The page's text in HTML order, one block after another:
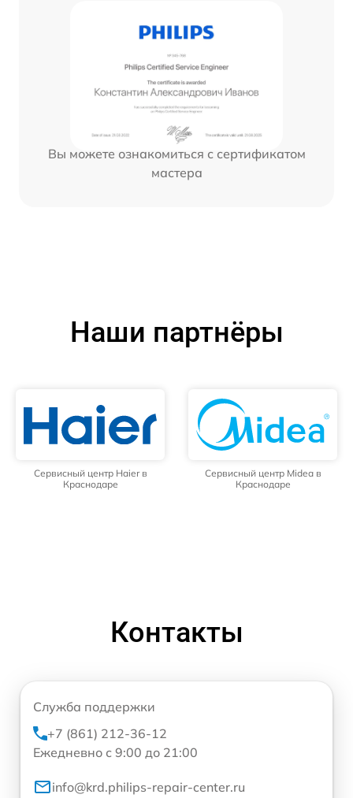
Вы можете ознакомиться с сертификатом
мастера
Наши партнёры
Сервисный центр Haier в
Краснодаре
Сервисный центр Midea в
Краснодаре
Контакты
Служба поддержки
+7 (861) 212-36-12
Ежедневно с 9:00 до 21:00
info@krd.philips-repair-center.ru